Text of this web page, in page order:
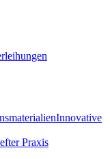
Innovative
Praxis